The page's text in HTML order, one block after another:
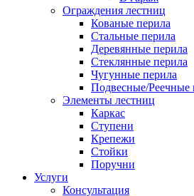
Ограждения лестниц
Кованые перила
Стальные перила
Деревянные перила
Стеклянные перила
Чугунные перила
Подвесные/Реечные
Элементы лестниц
Каркас
Ступени
Крепежи
Стойки
Поручни
Услуги
Консультация